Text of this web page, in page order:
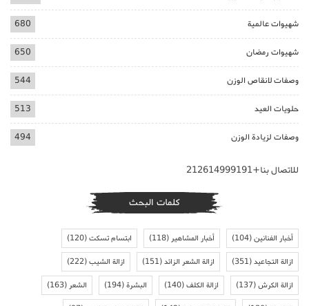
شهيوات عالمية 680
شهيوات رمضان 650
وصفات لانقاص الوزن 544
حلويات العيد 513
وصفات لزيادة الوزن 494
للاتصال بنا+212614999191
كلمات البحث
أخبار الفنانين(104) أخبار المشاهير(118) ابتسام تسكت(120)
ازالة التجاعيد(351) ازالة الشعر الزائد(151) ازالة الشيب(222)
ازالة الكرش(137) ازالة الكلف(140) البشرة(194) الشعر(163)